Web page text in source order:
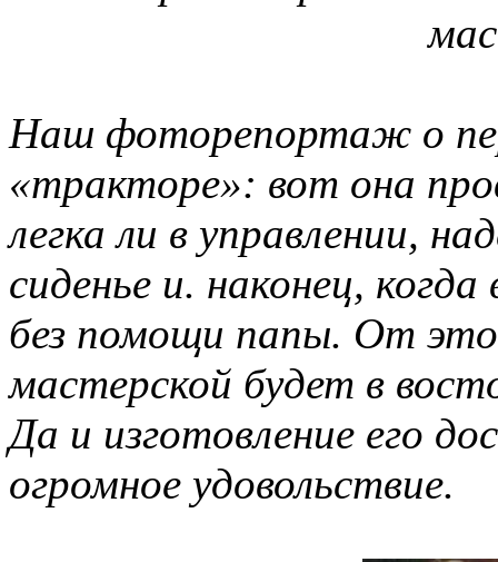
Наш фоторепортаж о
«тракторе»: вот она
легка ли в управлении,
сиденье и. наконец,
без помощи папы. От
мастерской будет в
Да и изготовление его
огромное удовольствие.